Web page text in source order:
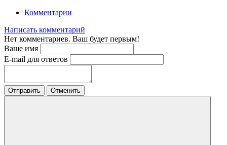
Комментарии
Написать комментарий
Нет комментариев. Ваш будет первым!
Ваше имя
E-mail для ответов
Отправить Отменить